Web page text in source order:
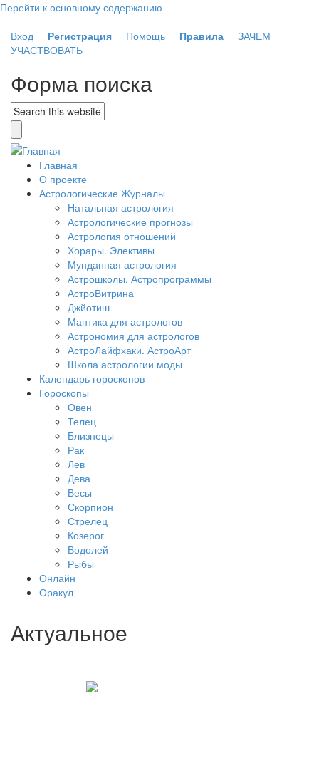
Перейти к основному содержанию
Вход
Регистрация Помощь Правила
ЗАЧЕМ
УЧАСТВОВАТЬ
Форма поиска
Главная
О проекте
Астрологические Журналы
Натальная астрология
Астрологические прогнозы
Астрология отношений
Хорары. Элективы
Мунданная астрология
Астрошколы. Астропрограммы
АстроВитрина
Джйотиш
Мантика для астрологов
Астрономия для астрологов
АстроЛайфхаки. АстроАрт
Школа астрологии моды
Календарь гороскопов
Гороскопы
Овен
Телец
Близнецы
Рак
Лев
Дева
Весы
Скорпион
Стрелец
Козерог
Водолей
Рыбы
Онлайн
Оракул
Актуальное